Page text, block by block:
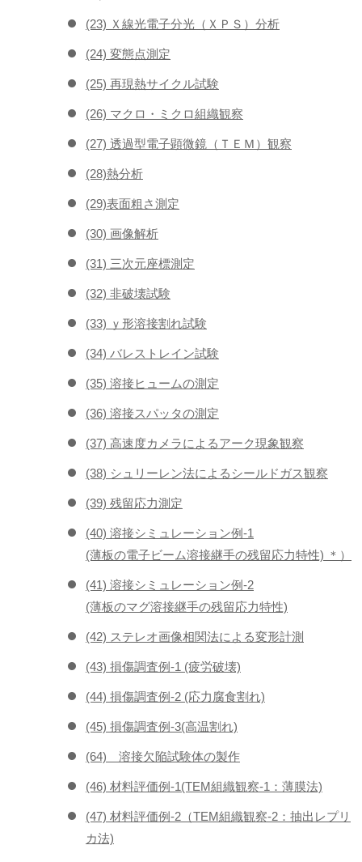
(23) Ｘ線光電子分光（ＸＰＳ）分析
(24) 変態点測定
(25) 再現熱サイクル試験
(26) マクロ・ミクロ組織観察
(27) 透過型電子顕微鏡（ＴＥＭ）観察
(28)熱分析
(29)表面粗さ測定
(30) 画像解析
(31) 三次元座標測定
(32) 非破壊試験
(33) ｙ形溶接割れ試験
(34) バレストレイン試験
(35) 溶接ヒュームの測定
(36) 溶接スパッタの測定
(37) 高速度カメラによるアーク現象観察
(38) シュリーレン法によるシールドガス観察
(39) 残留応力測定
(40) 溶接シミュレーション例-1
(薄板の電子ビーム溶接継手の残留応力特性) ＊）
(41) 溶接シミュレーション例-2
(薄板のマグ溶接継手の残留応力特性)
(42) ステレオ画像相関法による変形計測
(43) 損傷調査例-1 (疲労破壊)
(44) 損傷調査例-2 (応力腐食割れ)
(45) 損傷調査例-3(高温割れ)
(64) 溶接欠陥試験体の製作
(46) 材料評価例-1(TEM組織観察-1：薄膜法)
(47) 材料評価例-2（TEM組織観察-2：抽出レプリ
カ法)